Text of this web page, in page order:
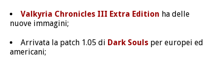
Valkyria Chronicles III Extra Edition ha delle
nuove immagini;
Arrivata la patch 1.05 di Dark Souls per europei ed
americani;